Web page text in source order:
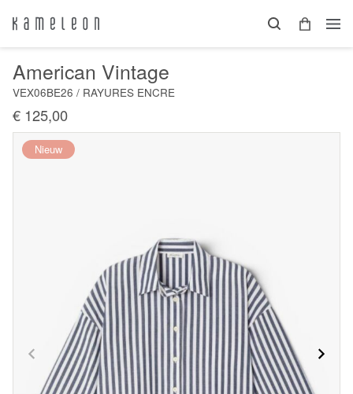
American Vintage
VEX06BE26 / RAYURES ENCRE
€ 125,00
Nieuw